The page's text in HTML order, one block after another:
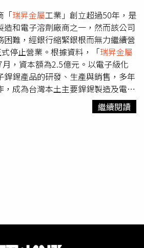
卓榮泰8月14日下午到台中市精密園
械發展協會理事長張市育與會後跟記
戰是全球性的，面對新一波的供應鏈
季」，確實有金屬加工供應鏈「收
接班，老董沒單，資金斷鏈乾脆收
「瑞昇金屬工業」創立超過50年，是
造和電子溶劑廠商之一，然而該公司
困難，經銀行縮緊銀根而無力繼續營
停止營業。根據資料，「瑞昇金屬
，資本額為2.5億元。以電子級化
銲錫產品的研發、生產與銷售，多年
成為台灣本土主要銲錫製造及電子
過多種國際品質認證，市場版圖拓展
泰國、馬來西亞、越南和印尼等多
材料市場競爭格局將出現新變化。主
繼續閱讀